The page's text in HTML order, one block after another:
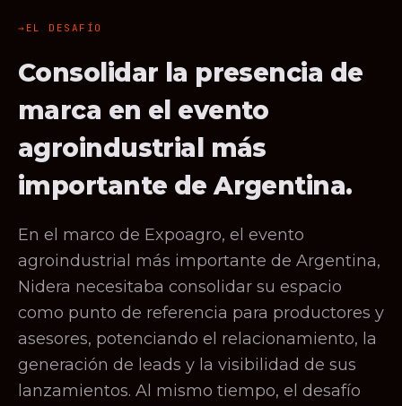
EL DESAFÍO
Consolidar la presencia de
marca en el evento
agroindustrial más
importante de Argentina.
En el marco de Expoagro, el evento
agroindustrial más importante de Argentina,
Nidera necesitaba consolidar su espacio
como punto de referencia para productores y
asesores, potenciando el relacionamiento, la
generación de leads y la visibilidad de sus
lanzamientos. Al mismo tiempo, el desafío